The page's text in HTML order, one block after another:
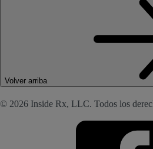
Volver arriba
© 2026 Inside Rx, LLC. Todos los